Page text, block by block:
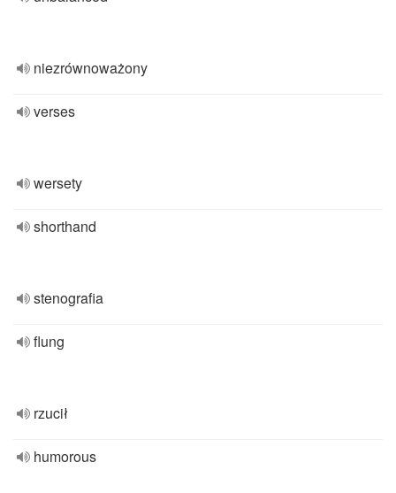
niezrównoważony
verses
wersety
shorthand
stenografia
flung
rzucił
humorous